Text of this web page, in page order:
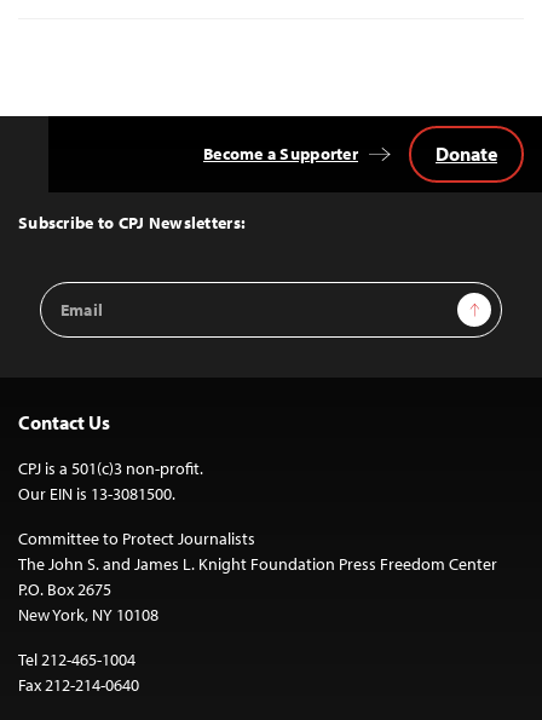
Top
Subscribe to CPJ Newsletters:
Email
Address
Sign Up
Become a Supporter Donate
Contact Us
CPJ is a 501(c)3 non-profit.
Our EIN is 13-3081500.
Committee to Protect Journalists
The John S. and James L. Knight Foundation Press Freedom Center
P.O. Box 2675
New York, NY 10108
Tel 212-465-1004
Fax 212-214-0640